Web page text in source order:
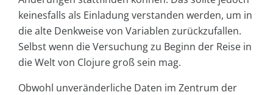
keinesfalls als Einladung verstanden werden, um in
die alte Denkweise von Variablen zurückzufallen.
Selbst wenn die Versuchung zu Beginn der Reise in
die Welt von Clojure groß sein mag.
Obwohl unveränderliche Daten im Zentrum der